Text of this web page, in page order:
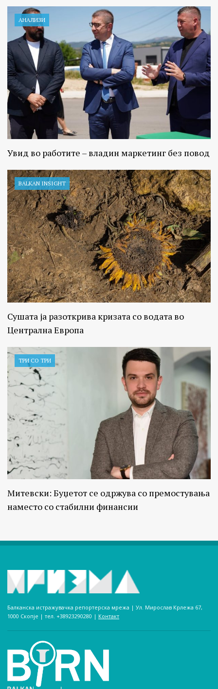
АНАЛИЗИ
Увид во работите – владин маркетинг без повод
BALKAN INSIGHT
Сушата ја разоткрива кризата со водата во
Централна Европа
ТРИ СО ТРИ
Митевски: Буџетот се одржува со премостувања
наместо со стабилни финансии
Балканска истражувачка репортерска мрежа | Ул. Мирослав Крлежа 67,
1000 Скопје | тел. +38923290280­ | Контакт